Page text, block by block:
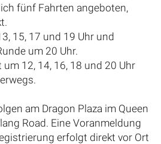
fünf Fahrten angeboten,
15, 17 und 19 Uhr und
um 20 Uhr.
12, 14, 16, 18 und 20 Uhr
am Dragon Plaza im Queen
Road. Eine Voranmeldung
erfolgt direkt vor Ort